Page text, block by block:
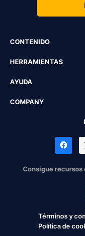
CONTENIDO
HERRAMIENTAS
AYUDA
COMPANY
Consigue
Términos y
Política de